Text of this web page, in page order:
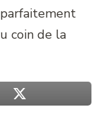
coin de la